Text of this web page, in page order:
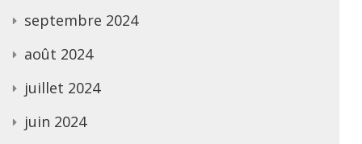
septembre 2024
août 2024
juillet 2024
juin 2024